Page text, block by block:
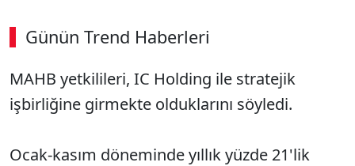
Günün Trend Haberleri
00:03 / 08:06
Sesi Aç
MAHB yetkilileri, IC Holding ile stratejik
işbirliğine girmekte olduklarını söyledi.
Ocak-kasım döneminde yıllık yüzde 21'lik